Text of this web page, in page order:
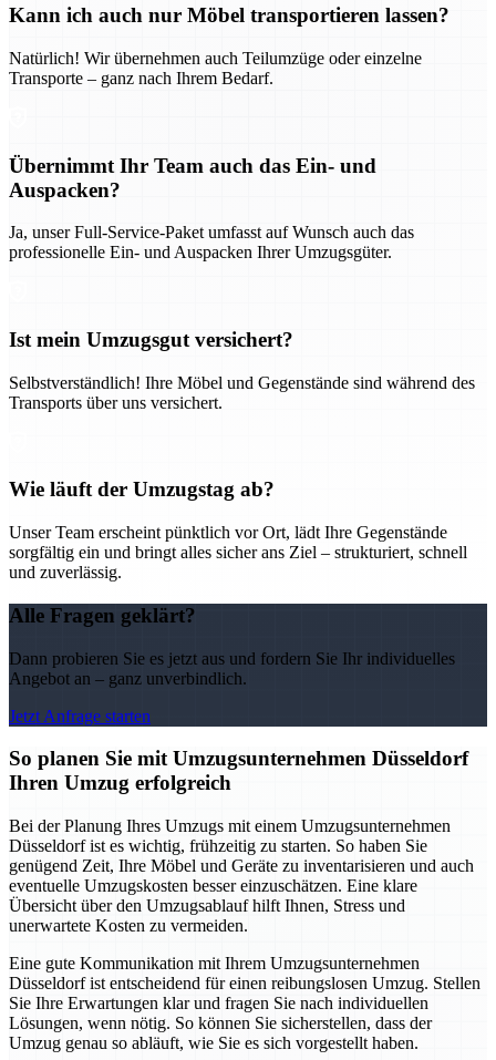
Kann ich auch nur Möbel transportieren lassen?
Natürlich! Wir übernehmen auch Teilumzüge oder einzelne
Transporte – ganz nach Ihrem Bedarf.
Übernimmt Ihr Team auch das Ein- und
Auspacken?
Ja, unser Full-Service-Paket umfasst auf Wunsch auch das
professionelle Ein- und Auspacken Ihrer Umzugsgüter.
Ist mein Umzugsgut versichert?
Selbstverständlich! Ihre Möbel und Gegenstände sind während des
Transports über uns versichert.
Wie läuft der Umzugstag ab?
Unser Team erscheint pünktlich vor Ort, lädt Ihre Gegenstände
sorgfältig ein und bringt alles sicher ans Ziel – strukturiert, schnell
und zuverlässig.
Alle Fragen geklärt?
Dann probieren Sie es jetzt aus und fordern Sie Ihr individuelles
Angebot an – ganz unverbindlich.
Jetzt Anfrage starten
So planen Sie mit Umzugsunternehmen Düsseldorf
Ihren Umzug erfolgreich
Bei der Planung Ihres Umzugs mit einem Umzugsunternehmen
Düsseldorf ist es wichtig, frühzeitig zu starten. So haben Sie
genügend Zeit, Ihre Möbel und Geräte zu inventarisieren und auch
eventuelle Umzugskosten besser einzuschätzen. Eine klare
Übersicht über den Umzugsablauf hilft Ihnen, Stress und
unerwartete Kosten zu vermeiden.
Eine gute Kommunikation mit Ihrem Umzugsunternehmen
Düsseldorf ist entscheidend für einen reibungslosen Umzug. Stellen
Sie Ihre Erwartungen klar und fragen Sie nach individuellen
Lösungen, wenn nötig. So können Sie sicherstellen, dass der
Umzug genau so abläuft, wie Sie es sich vorgestellt haben.